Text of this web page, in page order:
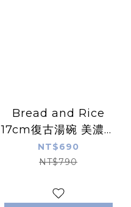
Bread and Rice
17cm復古湯碗 美濃燒
｜日本Chips Inc.
NT$690
NT$790